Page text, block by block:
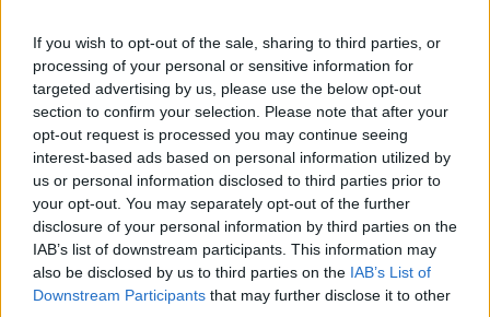
If you wish to opt-out of the sale, sharing to third parties, or
processing of your personal or sensitive information for
targeted advertising by us, please use the below opt-out
section to confirm your selection. Please note that after your
opt-out request is processed you may continue seeing
interest-based ads based on personal information utilized by
us or personal information disclosed to third parties prior to
your opt-out. You may separately opt-out of the further
disclosure of your personal information by third parties on the
IAB’s list of downstream participants. This information may
also be disclosed by us to third parties on the IAB’s List of
Downstream Participants that may further disclose it to other
az ukrán gabonadömping káros
hatásaitól
Corvinus rektor: a legfontosabb
csökkenteni az inflációt, ehhez magas
kamatok kellenek
"Nem lesz egyszámjegyű az infláció év
végére, sok a külső negatív hatás"